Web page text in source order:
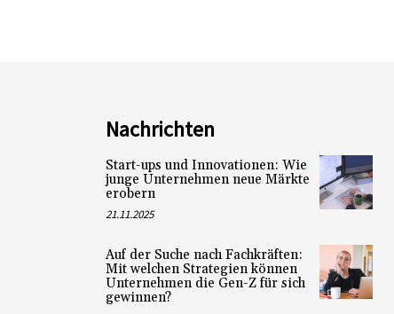
Nachrichten
Start-ups und Innovationen: Wie
junge Unternehmen neue Märkte
erobern
21.11.2025
Auf der Suche nach Fachkräften:
Mit welchen Strategien können
Unternehmen die Gen-Z für sich
gewinnen?